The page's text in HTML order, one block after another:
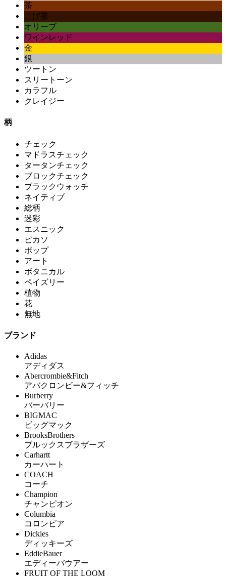
茶
こげ茶
オリーブ
ワインレッド
金
銀
ツートン
スリートーン
カラフル
クレイジー
柄
チェック
マドラスチェック
タータンチェック
ブロックチェック
ブラックウォッチ
ネイティブ
総柄
迷彩
エスニック
ピカソ
ポップ
アート
ボタニカル
ペイズリー
植物
花
無地
ブランド
Adidas
アディダス
Abercrombie&Fitch
アバクロンビー&フィッチ
Burberry
バーバリー
BIGMAC
ビッグマック
BrooksBrothers
ブルックスブラザーズ
Carhartt
カーハート
COACH
コーチ
Champion
チャンピオン
Columbia
コロンビア
Dickies
ディッキーズ
EddieBauer
エディーバウアー
FRUIT OF THE LOOM